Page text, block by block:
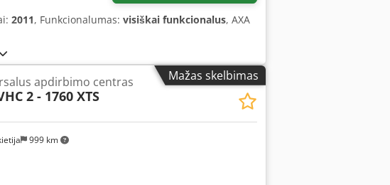
2011, Funkcionalumas: visiškai funkcionalus, AXA
Mažas skelbimas
999 km
apdirbimo centras
2 - 1760 XTS